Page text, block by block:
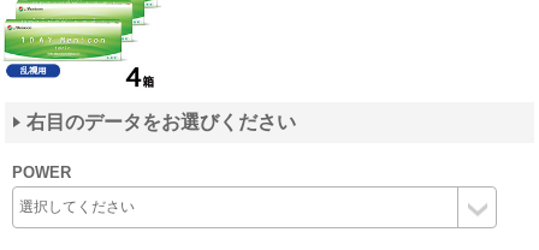
右目のデータをお選びください
POWER